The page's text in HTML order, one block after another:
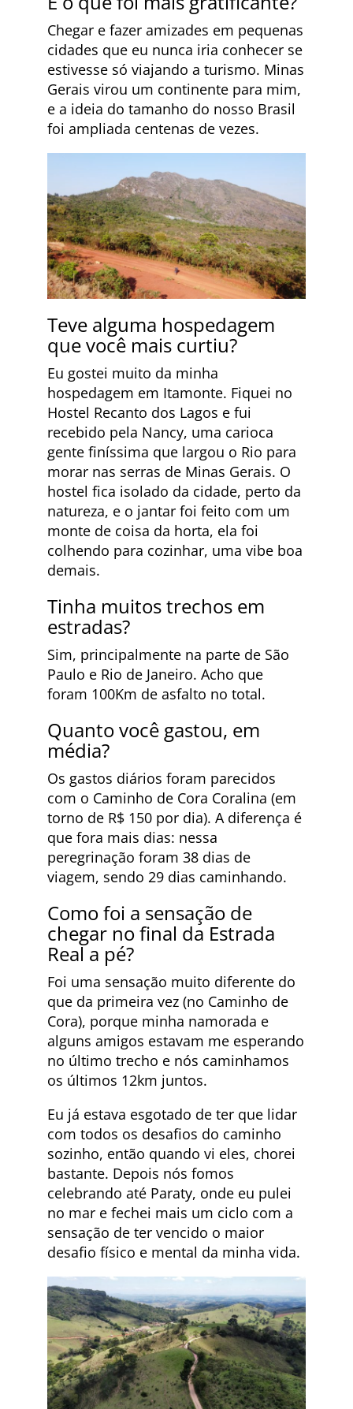
Chegar e fazer amizades em pequenas
cidades que eu nunca iria conhecer se
estivesse só viajando a turismo. Minas
Gerais virou um continente para mim,
e a ideia do tamanho do nosso Brasil
foi ampliada centenas de vezes.
Teve alguma hospedagem
que você mais curtiu?
Eu gostei muito da minha
hospedagem em Itamonte. Fiquei no
Hostel Recanto dos Lagos e fui
recebido pela Nancy, uma carioca
gente finíssima que largou o Rio para
morar nas serras de Minas Gerais. O
hostel fica isolado da cidade, perto da
natureza, e o jantar foi feito com um
monte de coisa da horta, ela foi
colhendo para cozinhar, uma vibe boa
demais.
Tinha muitos trechos em
estradas?
Sim, principalmente na parte de São
Paulo e Rio de Janeiro. Acho que
foram 100Km de asfalto no total.
Quanto você gastou, em
média?
Os gastos diários foram parecidos
com o Caminho de Cora Coralina (em
torno de R$ 150 por dia). A diferença é
que fora mais dias: nessa
peregrinação foram 38 dias de
viagem, sendo 29 dias caminhando.
Como foi a sensação de
chegar no final da Estrada
Real a pé?
Foi uma sensação muito diferente do
que da primeira vez (no Caminho de
Cora), porque minha namorada e
alguns amigos estavam me esperando
no último trecho e nós caminhamos
os últimos 12km juntos.
Eu já estava esgotado de ter que lidar
com todos os desafios do caminho
sozinho, então quando vi eles, chorei
bastante. Depois nós fomos
celebrando até Paraty, onde eu pulei
no mar e fechei mais um ciclo com a
sensação de ter vencido o maior
desafio físico e mental da minha vida.